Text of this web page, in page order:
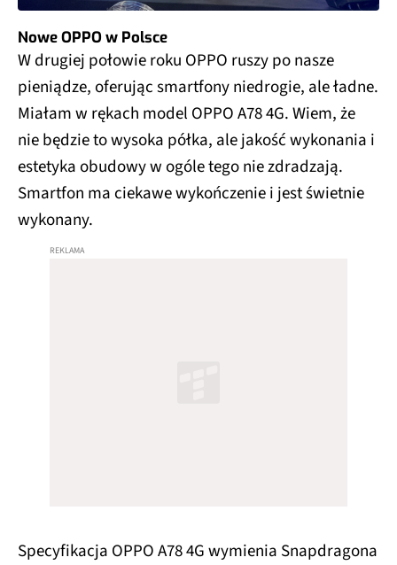
Nowe OPPO w Polsce
W drugiej połowie roku OPPO ruszy po nasze
pieniądze, oferując smartfony niedrogie, ale ładne.
Miałam w rękach model OPPO A78 4G. Wiem, że
nie będzie to wysoka półka, ale jakość wykonania i
estetyka obudowy w ogóle tego nie zdradzają.
Smartfon ma ciekawe wykończenie i jest świetnie
wykonany.
Specyfikacja OPPO A78 4G wymienia Snapdragona